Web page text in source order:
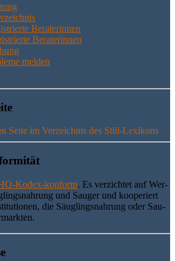
Beraterinnen
Beraterinnen
melden
Kodex-kon­form. Es ver­zich­tet auf Wer­
und Sau­ger und koope­riert
die Säug­lings­nah­rung oder Sau­